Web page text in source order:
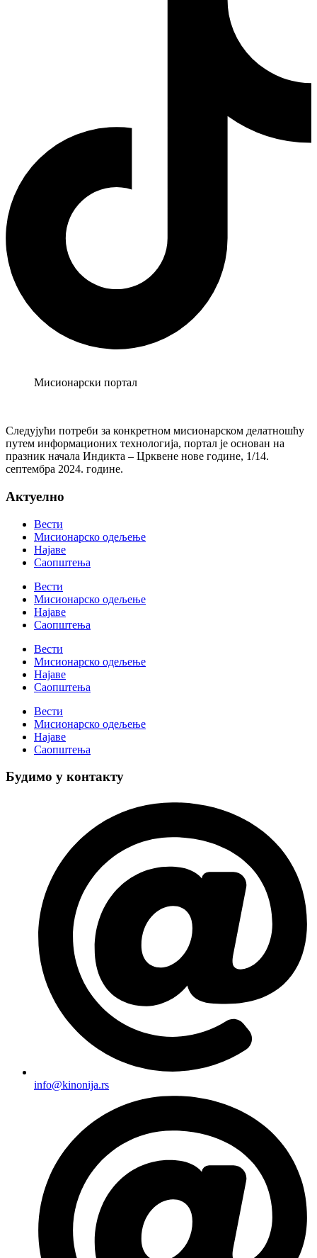
Мисионарски портал
Следујући потреби за конкретном мисионарском делатношћу
путем информационих технологија, портал је основан на
празник начала Индикта – Црквене нове године, 1/14.
септембра 2024. године.
Актуелно
Вести
Мисионарско одељење
Најаве
Саопштења
Вести
Мисионарско одељење
Најаве
Саопштења
Вести
Мисионарско одељење
Најаве
Саопштења
Вести
Мисионарско одељење
Најаве
Саопштења
Будимо у контакту
info@kinonija.rs